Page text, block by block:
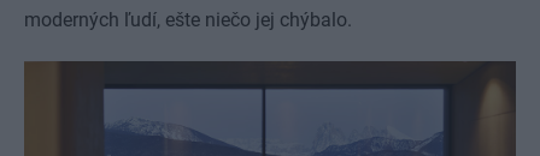
moderných ľudí, ešte niečo jej chýbalo.